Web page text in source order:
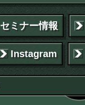
セミナー情報
Instagram